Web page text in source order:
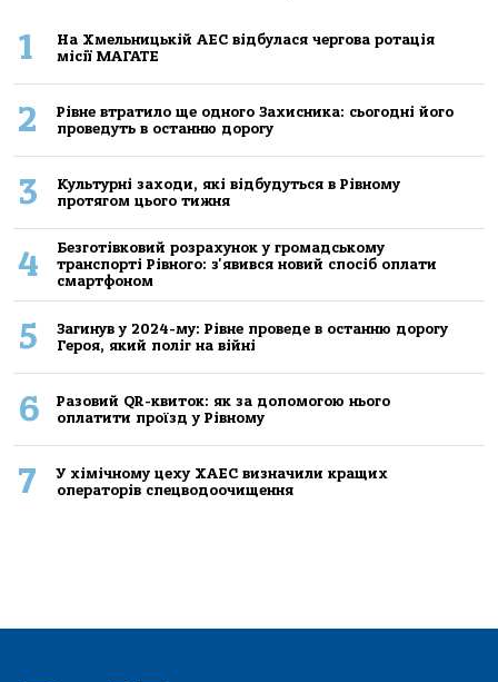
1
На Хмельницькій АЕС відбулася чергова ротація
місії МАГАТЕ
2
Рівне втратило ще одного Захисника: сьогодні його
проведуть в останню дорогу
3
Культурні заходи, які відбудуться в Рівному
протягом цього тижня
4
Безготівковий розрахунок у громадському
транспорті Рівного: з'явився новий спосіб оплати
смартфоном
5
Загинув у 2024-му: Рівне проведе в останню дорогу
Героя, який поліг на війні
6
Разовий QR-квиток: як за допомогою нього
оплатити проїзд у Рівному
7
У хімічному цеху ХАЕС визначили кращих
операторів спецводоочищення